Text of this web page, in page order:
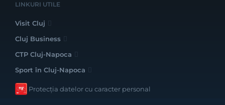
LINKURI UTILE
Visit Cluj
Cluj Business
CTP Cluj-Napoca
Sport în Cluj-Napoca
Protecția datelor cu caracter personal